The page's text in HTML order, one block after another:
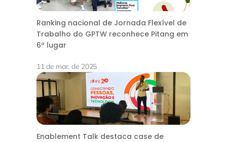
Ranking nacional de Jornada Flexível de
Trabalho do GPTW reconhece Pitang em
6º lugar
11 de mar. de 2025
Enablement Talk destaca case de